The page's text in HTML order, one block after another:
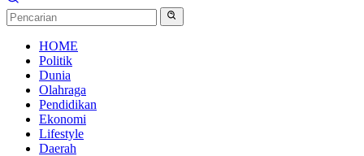
HOME
Politik
Dunia
Olahraga
Pendidikan
Ekonomi
Lifestyle
Daerah